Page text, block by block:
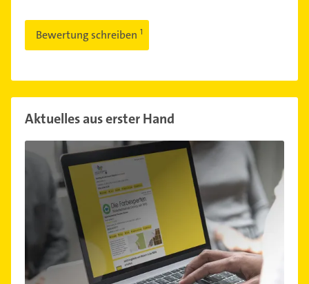
Bewertung schreiben
Aktuelles aus erster Hand